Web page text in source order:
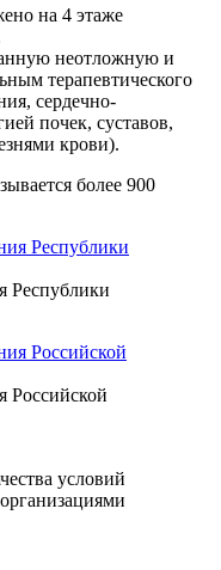
на 4 этаже
неотложную и
терапевтического
сердечно-
почек, суставов,
крови).
более 900
Республики
Российской
условий